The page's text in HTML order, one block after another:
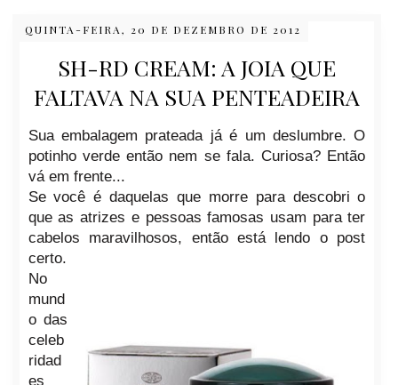
QUINTA-FEIRA, 20 DE DEZEMBRO DE 2012
SH-RD CREAM: A JOIA QUE
FALTAVA NA SUA PENTEADEIRA
Sua embalagem prateada já é um deslumbre. O
potinho verde então nem se fala. Curiosa? Então
vá em frente...
Se você é daquelas que morre para descobri o
que as atrizes e pessoas famosas usam para ter
cabelos maravilhosos, então está lendo o post
certo.
No
mund
o das
celeb
ridad
es